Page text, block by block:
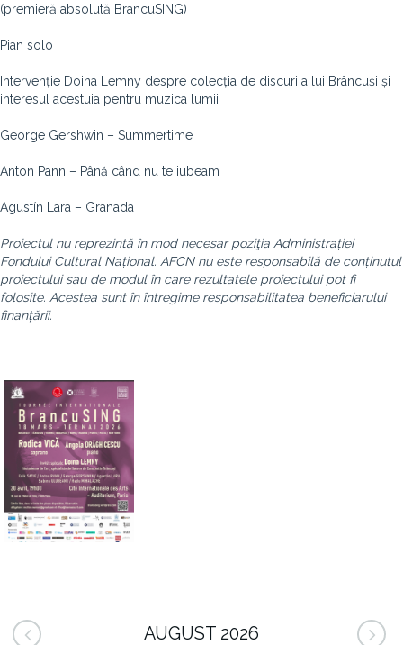
(premieră absolută BrancuSING)
Pian solo
Intervenție Doina Lemny despre colecția de discuri a lui Brâncuși și
interesul acestuia pentru muzica lumii
George Gershwin – Summertime
Anton Pann – Până când nu te iubeam
Agustín Lara – Granada
Proiectul nu reprezintă în mod necesar poziţia Administrației
Fondului Cultural Național. AFCN nu este responsabilă de conținutul
proiectului sau de modul în care rezultatele proiectului pot fi
folosite. Acestea sunt în întregime responsabilitatea beneficiarului
finanțării.
AUGUST 2026